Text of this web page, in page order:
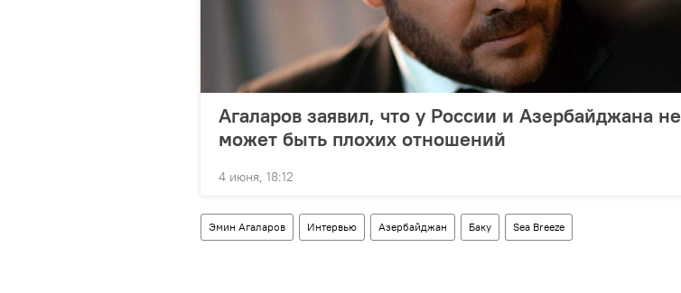
Агаларов заявил, что у России и Азербайджана не
может быть плохих отношений
4 июня, 18:12
Эмин Агаларов Интервью Азербайджан Баку Sea Breeze